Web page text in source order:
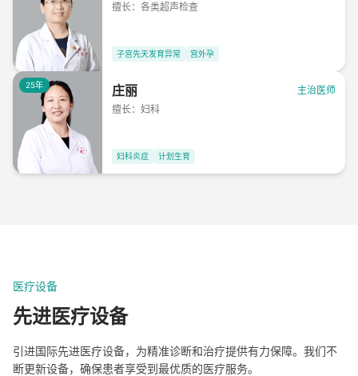
擅长： 各类超声检查
子宫先天发育异常 宫外孕
25年 庄丽
主治医师
擅长： 妇科
妇科炎症 计划生育
医疗设备
先进医疗设备
引进国际先进医疗设备，为精准诊断和治疗提供有力保障。我们不
断更新设备，确保患者享受到最优质的医疗服务。